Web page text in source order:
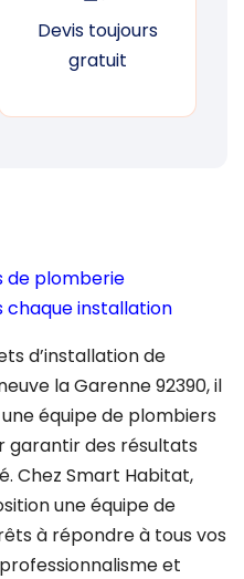
Devis toujours
gratuit
de plomberie
chaque installation
d’installation de
la Garenne 92390, il
équipe de plombiers
des résultats
Chez Smart Habitat,
une équipe de
à répondre à tous vos
et